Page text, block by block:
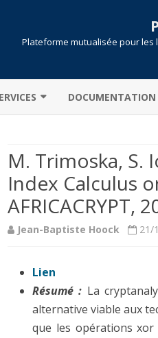
Plateforme mutualisée pour les
DOCUMENTATION
TRANSFERT DE
PARTITIONS / FILES
CALCULONS !
PYTHON
PARALLÉLISATION
M. Trimoska, S.
Index Calculus
AFRICACRYPT,
Jean-Baptiste Hoock 21/
Lien
Résumé : La
alternative viable aux
que les opérations